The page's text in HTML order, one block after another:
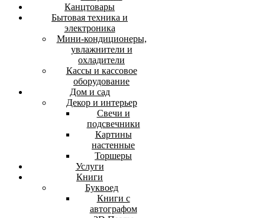
Канцтовары
Бытовая техника и
электроника
Мини-кондиционеры,
увлажнители и
охладители
Кассы и кассовое
оборудование
Дом и сад
Декор и интерьер
Свечи и
подсвечники
Картины
настенные
Торшеры
Услуги
Книги
Буквоед
Книги с
автографом